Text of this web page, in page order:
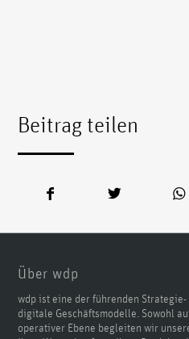
Beitrag teilen
Über wdp
wdp ist eine der führenden
digitale Geschäftsmodelle. Sowohl
operativer Ebene begleiten wir